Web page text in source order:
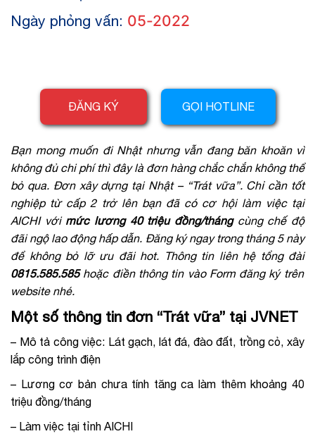
Ngày phỏng vấn: 05-2022
ĐĂNG KÝ GỌI HOTLINE
Bạn mong muốn đi Nhật nhưng vẫn đang băn khoăn vì
không đủ chi phí thì đây là đơn hàng chắc chắn không thể
bỏ qua. Đơn xây dựng tại Nhật – “Trát vữa”. Chỉ cần tốt
nghiệp từ cấp 2 trở lên bạn đã có cơ hội làm việc tại
AICHI với mức lương 40 triệu đồng/thángcùng chế độ
đãi ngộ lao động hấp dẫn. Đăng ký ngay trong tháng 5 này
để không bỏ lỡ ưu đãi hot. Thông tin liên hệ tổng đài
0815.585.585hoặc điền thông tin vào Form đăng ký trên
website nhé.
Một số thông tin đơn “Trát vữa” tại JVNET
– Mô tả công việc: Lát gạch, lát đá, đào đất, trồng cỏ, xây
lắp công trình điện
– Lương cơ bản chưa tính tăng ca làm thêm khoảng 40
triệu đồng/tháng
– Làm việc tại tỉnh AICHI